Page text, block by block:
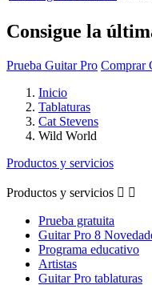
Consigue la
Prueba Guitar Pro Comprar
Inicio
Tablaturas
Cat Stevens
Wild World
Productos y servicios
Productos y servicios  
Prueba gratuita
Guitar Pro 8
Programa educativo
Artistas
Guitar Pro tablaturas